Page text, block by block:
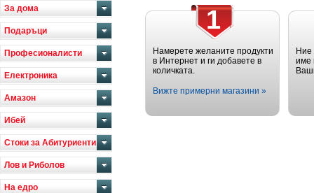
За дома
Подаръци
Професионалисти
Електроника
Амазон
Ибей
Стоки за Абитуриенти
Лов и Риболов
На едро
1
Намерете желаните продукти
в Интернет и ги добавете в
количката.
Вижте примерни магазини »
име